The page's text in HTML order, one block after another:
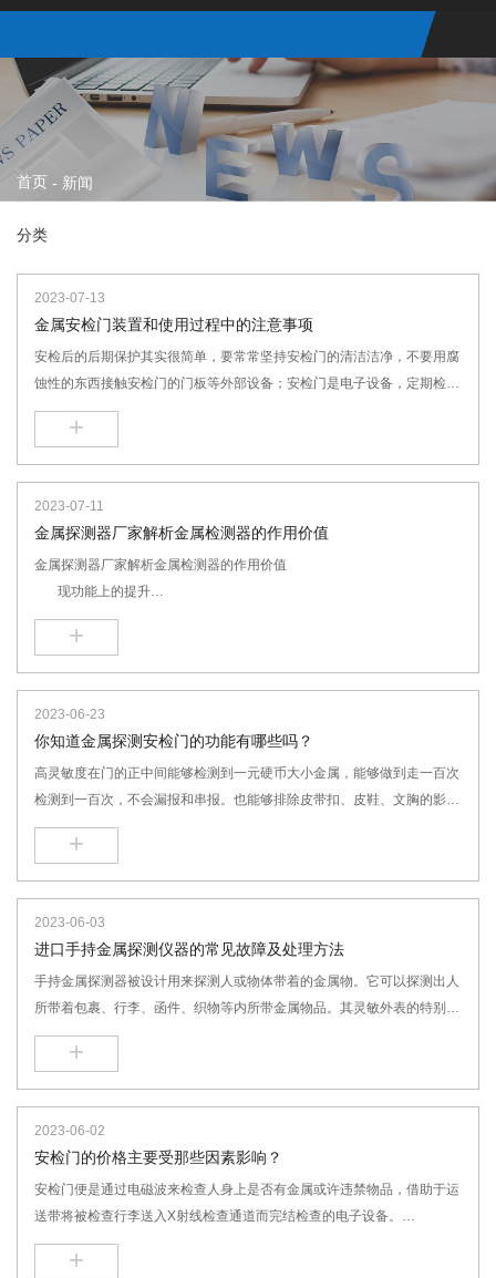
首页 - 新闻
分类
2023-07-13
金属安检门装置和使用过程中的注意事项
安检后的后期保护其实很简单，要常常坚持安检门的清洁洁净，不要用腐
蚀性的东西接触安检门的门板等外部设备；安检门是电子设备，定期检查
安检门的门板和主机，电源等接线有没有松动。假如有及时固定；做好日
常的散热是很有必要的，电子设备在开机一段时间会发热，要做好散热；
安检门在不需求开起的时分，能够把安检门的电源关掉；还有就是要做到
+
2023-07-11
金属探测器厂家解析金属检测器的作用价值
金属探测器厂家解析金属检测器的作用价值
现功能上的提升
现下的金属检测除了基本的探测警报功能外,一般都会提供许多各厂
商精心研发的特殊功能，如：
地表平衡的功能：以利机器正确比对是否发现金属物而非干扰
+
2023-06-23
你知道金属探测安检门的功能有哪些吗？
高灵敏度在门的正中间能够检测到一元硬币大小金属，能够做到走一百次
检测到一百次，不会漏报和串报。也能够排除皮带扣、皮鞋、文胸的影
响，检测到150克以上的铜、铝、锌等金属或许刀具和枪支。
+
2023-06-03
进口手持金属探测仪器的常见故障及处理方法
手持金属探测器被设计用来探测人或物体带着的金属物。它可以探测出人
所带着包裹、行李、函件、织物等内所带金属物品。其灵敏外表的特别外
观令操作简便易行。优于环形传感器式手探。超高灵敏度，特别应用。如
监狱，芯片厂，考古研究、医院、机场等。今天我们来了解一下进口手持
金属探测仪故障排除办法：
+
2023-06-02
安检门的价格主要受那些因素影响？
安检门便是通过电磁波来检查人身上是否有金属或许违禁物品，借助于运
送带将被检查行李送入X射线检查通道而完结检查的电子设备。
行李进入X射线检查通道，将阻挡包裹检测传感器，检测信号被送往系统
控制部分，发生X射线触发信号，触发X射线射线源发射X射线束。
+